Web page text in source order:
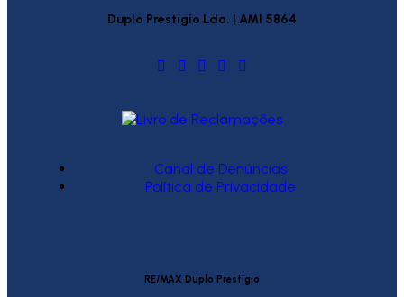
Duplo Prestígio Lda. | AMI 5864
Canal de Denúncias
Política de Privacidade
RE/MAX Duplo Prestígio